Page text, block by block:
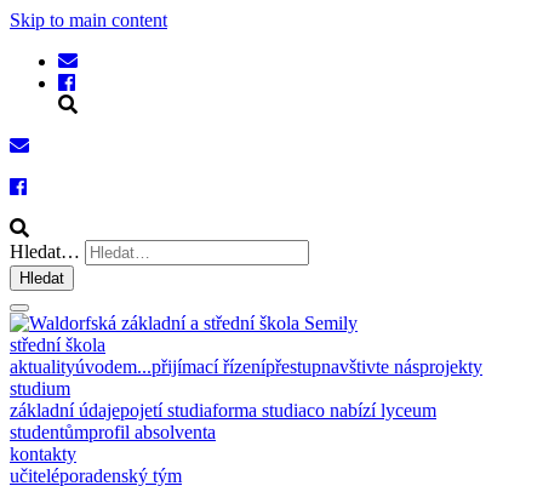
Skip to main content
Hledat…
Hledat
střední škola
aktualityúvodem...přijímací řízenípřestupnavštivte násprojekty
studium
základní údajepojetí studiaforma studiaco nabízí lyceum
studentůmprofil absolventa
kontakty
učiteléporadenský tým